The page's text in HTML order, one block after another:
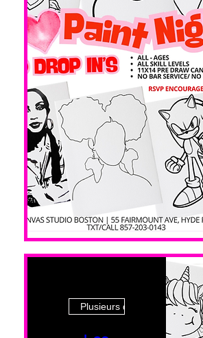
Plusieurs dates